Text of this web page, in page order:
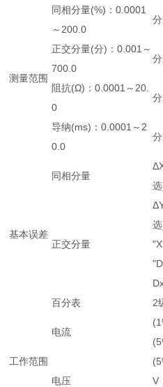
测量范围
同相分量(%)：0.0001
～200.0
正交分量(分)：0.001～
700.0
阻抗(Ω)：0.0001～20.
0
导纳(ms)：0.0001～2
0.0
基本误差
同相分量
正交分量
百分表
2
工作范围
电流
电压
V